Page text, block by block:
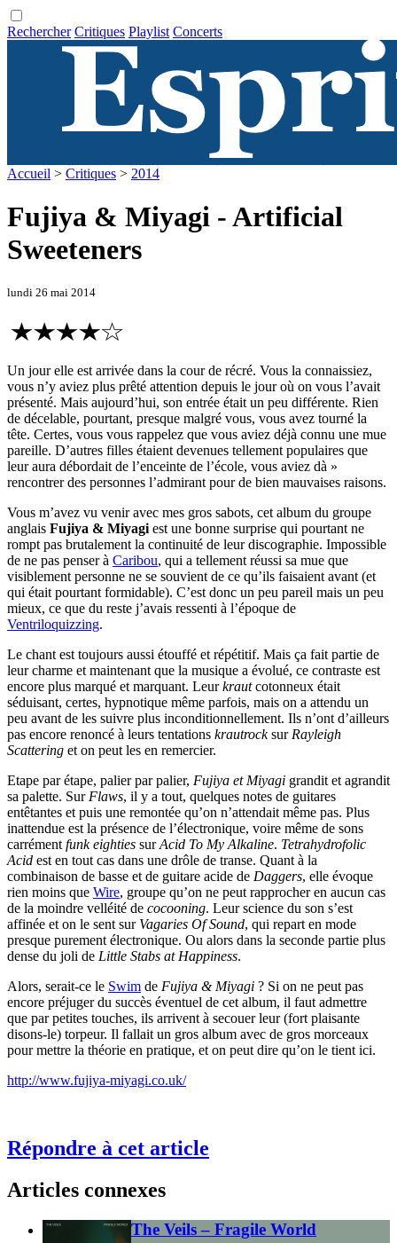
Rechercher Critiques Playlist Concerts
Accueil > Critiques > 2014
Fujiya & Miyagi - Artificial
Sweeteners
lundi 26 mai 2014
Un jour elle est arrivée dans la cour de récré. Vous la connaissiez,
vous n’y aviez plus prêté attention depuis le jour où on vous l’avait
présenté. Mais aujourd’hui, son entrée était un peu différente. Rien
de décelable, pourtant, presque malgré vous, vous avez tourné la
tête. Certes, vous vous rappelez que vous aviez déjà connu une mue
pareille. D’autres filles étaient devenues tellement populaires que
leur aura débordait de l’enceinte de l’école, vous aviez dà »
rencontrer des personnes l’admirant pour de bien mauvaises raisons.
Vous m’avez vu venir avec mes gros sabots, cet album du groupe
anglais Fujiya & Miyagi est une bonne surprise qui pourtant ne
rompt pas brutalement la continuité de leur discographie. Impossible
de ne pas penser à Caribou, qui a tellement réussi sa mue que
visiblement personne ne se souvient de ce qu’ils faisaient avant (et
qui était pourtant formidable). C’est donc un peu pareil mais un peu
mieux, ce que du reste j’avais ressenti à l’époque de
Ventriloquizzing.
Le chant est toujours aussi étouffé et répétitif. Mais ça fait partie de
leur charme et maintenant que la musique a évolué, ce contraste est
encore plus marqué et marquant. Leurkrautcotonneux était
séduisant, certes, hypnotique même parfois, mais on a attendu un
peu avant de les suivre plus inconditionnellement. Ils n’ont d’ailleurs
pas encore renoncé à leurs tentations krautrocksur Rayleigh
Scattering et on peut les en remercier.
Etape par étape, palier par palier, Fujiya et Miyagi grandit et agrandit
sa palette. Sur Flaws, il y a tout, quelques notes de guitares
entêtantes et puis une remontée qu’on n’attendait même pas. Plus
inattendue est la présence de l’électronique, voire même de sons
carrément funk eighties surAcid To My Alkaline. Tetrahydrofolic
Acid est en tout cas dans une drôle de transe. Quant à la
combinaison de basse et de guitare acide de Daggers, elle évoque
rien moins que Wire, groupe qu’on ne peut rapprocher en aucun cas
de la moindre velléité de cocooning. Leur science du son s’est
affinée et on le sent sur Vagaries Of Sound, qui repart en mode
presque purement électronique. Ou alors dans la seconde partie plus
dense du joli de Little Stabs at Happiness.
Alors, serait-ce le Swim de Fujiya & Miyagi ? Si on ne peut pas
encore préjuger du succès éventuel de cet album, il faut admettre
que par petites touches, ils arrivent à secouer leur (fort plaisante
disons-le) torpeur. Il fallait un gros album avec de gros morceaux
pour mettre la théorie en pratique, et on peut dire qu’on le tient ici.
http://www.fujiya-miyagi.co.uk/
Répondre à cet article
Articles connexes
The Veils – Fragile World